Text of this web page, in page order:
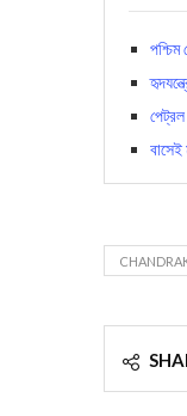
পেট্রল
বাসেই